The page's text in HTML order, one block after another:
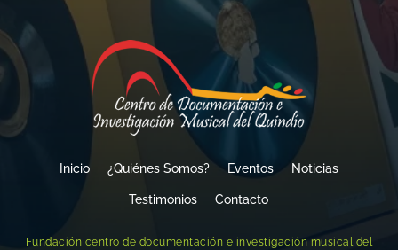
Inicio ¿Quiénes Somos? Eventos Noticias
Testimonios Contacto
Fundación centro de documentación e investigación musical del